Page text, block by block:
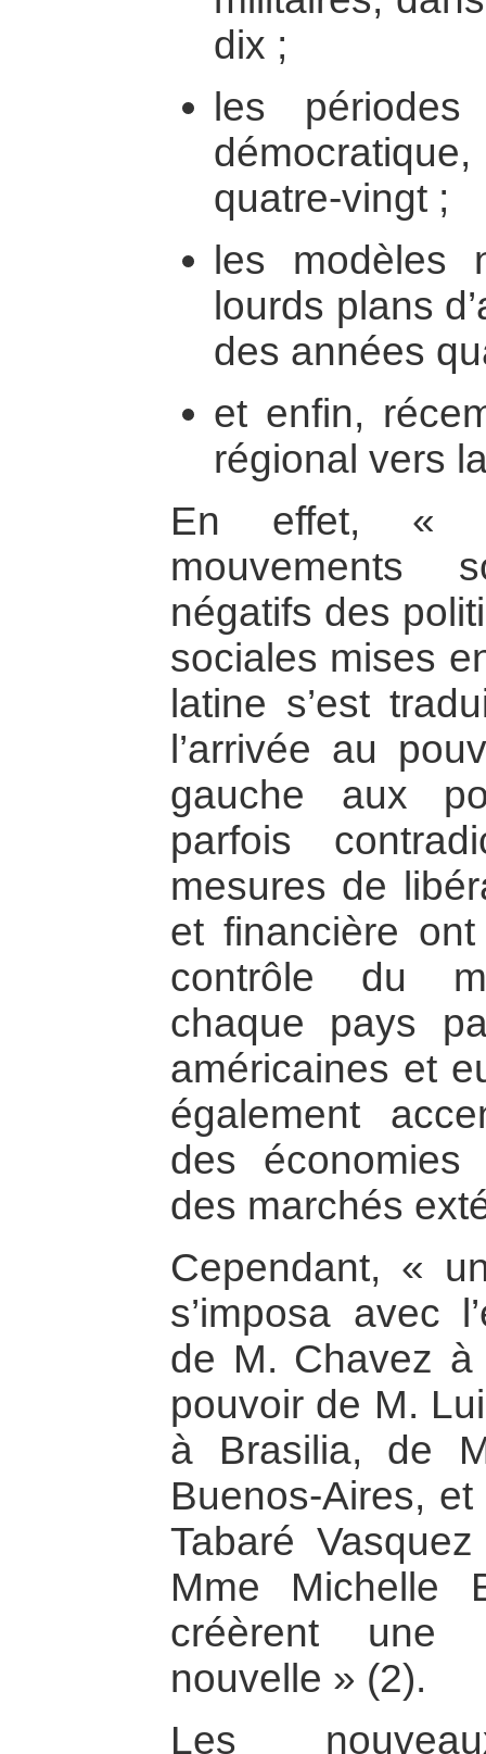
dix ;
les
quatre-vingt ;
les modèles
lourds plans
des années
et enfin,
régional vers
En effet, «
mouvements
négatifs des
sociales mises
latine s’est
l’arrivée au
gauche aux
parfois
mesures de
et financière
contrôle du
chaque pays
américaines et
également
des économies
des marchés
Cependant, «
s’imposa avec
de M. Chavez à
pouvoir de M.
à Brasilia, de
Buenos-Aires,
Tabaré
Mme Michelle
créèrent une
nouvelle » (2).
Les